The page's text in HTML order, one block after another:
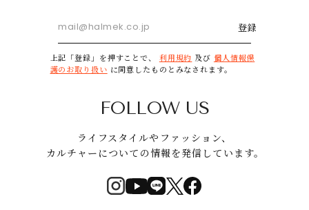
登録
上記「登録」を押すことで、 利用規約 及び 個人情報保
護のお取り扱い に同意したものとみなされます。
FOLLOW US
ライフスタイルやファッション、
カルチャーについての情報を発信しています。